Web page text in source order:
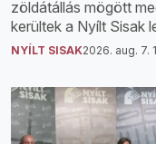
zöldátállás mögött
kerültek a Nyílt Sisak
NYÍLT SISAK2026. aug. 7.